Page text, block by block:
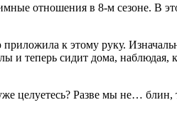
отношения в 8-м сезоне. В
к этому руку.
теперь сидит дома, наблюдая,
Разве мы не… блин,